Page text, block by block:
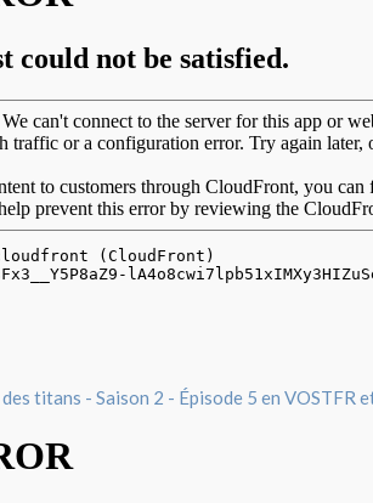
titans - Saison 2 - Épisode 5 en VOSTFR